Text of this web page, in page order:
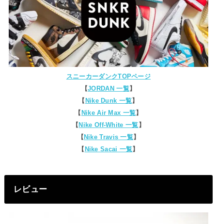
スニーカーダンクTOPページ
【JORDAN 一覧】
【Nike Dunk 一覧】
【Nike Air Max 一覧】
【Nike Off-White 一覧】
【Nike Travis 一覧】
【Nike Sacai 一覧】
レビュー